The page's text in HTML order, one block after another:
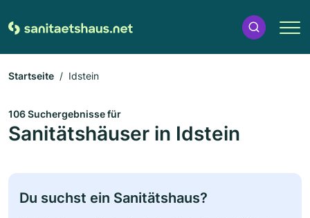
Startseite Idstein
106 Suchergebnisse für
Sanitätshäuser in Idstein
Du suchst ein Sanitätshaus?